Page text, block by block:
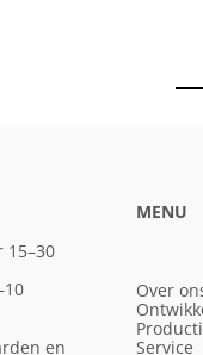
15–30
en
MENU
Over
Service